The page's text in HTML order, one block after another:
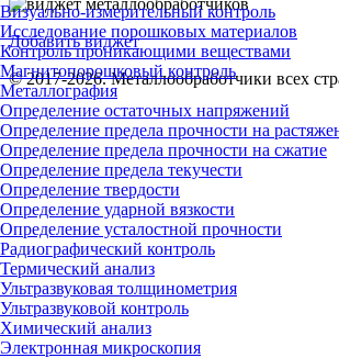
Визуально-измерительный контроль
Исследование порошковых материалов
Контроль проникающими веществами
Магнитопорошковый контроль
Металлография
Определение остаточных напряжений
Определение предела прочности на
Определение предела прочности на сжатие
Определение предела текучести
Определение твердости
Определение ударной вязкости
Определение усталостной прочности
Радиографический контроль
Термический анализ
Ультразвуковая толщинометрия
Ультразвуковой контроль
Химический анализ
Электронная микроскопия
Добавить виджет
© 2017-2026. Металлообработчики всех